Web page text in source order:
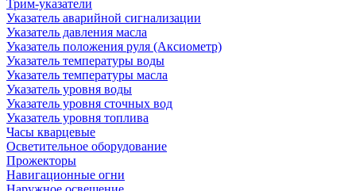
Трим-указатели
Указатель аварийной сигнализации
Указатель давления масла
Указатель положения руля (Аксиометр)
Указатель температуры воды
Указатель температуры масла
Указатель уровня воды
Указатель уровня сточных вод
Указатель уровня топлива
Часы кварцевые
Осветительное оборудование
Прожекторы
Навигационные огни